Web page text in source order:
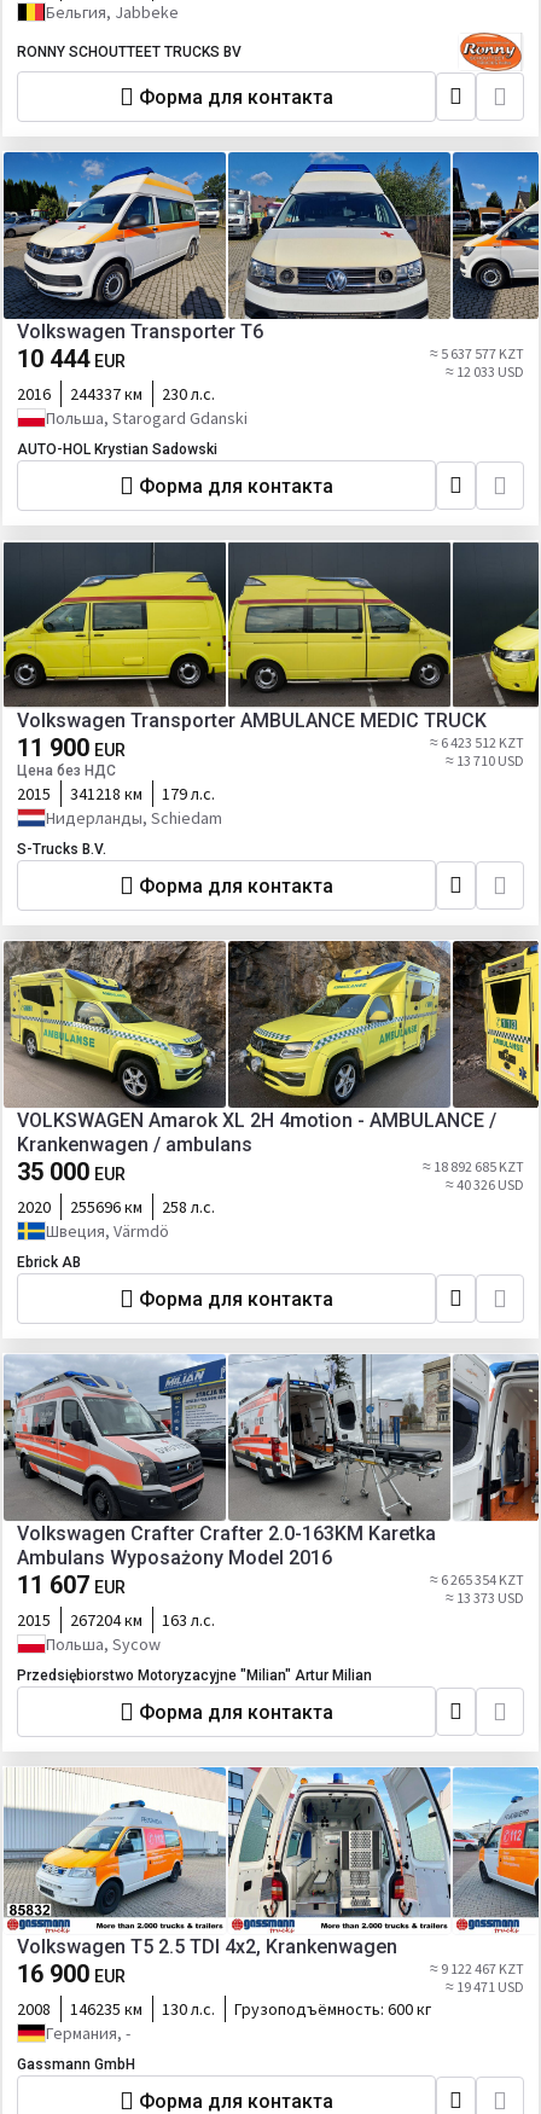
Бельгия, Jabbeke
RONNY SCHOUTTEET TRUCKS BV
Форма для контакта
Volkswagen Transporter T6
10 444 EUR
≈ 5 637 577 KZT
≈ 12 033 USD
2016 244337 км
230 л.с.
Польша, Starogard Gdanski
AUTO-HOL Krystian Sadowski
Форма для контакта
Volkswagen Transporter AMBULANCE MEDIC TRUCK
11 900 EUR
Цена без НДС
≈ 6 423 512 KZT
≈ 13 710 USD
2015 341218 км
179 л.с.
Нидерланды, Schiedam
S-Trucks B.V.
Форма для контакта
VOLKSWAGEN Amarok XL 2H 4motion - AMBULANCE /
Krankenwagen / ambulans
35 000 EUR
≈ 18 892 685 KZT
≈ 40 326 USD
2020 255696 км
258 л.с.
Швеция, Värmdö
Ebrick AB
Форма для контакта
Volkswagen Crafter Crafter 2.0-163KM Karetka
Ambulans Wyposażony Model 2016
11 607 EUR
≈ 6 265 354 KZT
≈ 13 373 USD
2015 267204 км
163 л.с.
Польша, Sycow
Przedsiębiorstwo Motoryzacyjne "Milian" Artur Milian
Форма для контакта
Volkswagen T5 2.5 TDI 4x2, Krankenwagen
16 900 EUR
≈ 9 122 467 KZT
≈ 19 471 USD
2008 146235 км 130 л.с. Грузоподъёмность: 600 кг
Германия, -
Gassmann GmbH
Форма для контакта